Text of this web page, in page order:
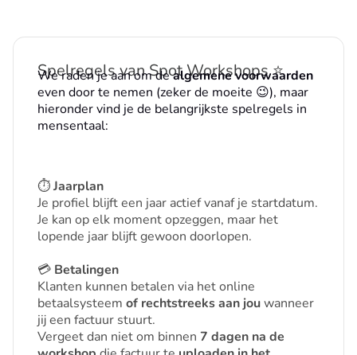
Spelregels van Spot Workshops ⭐
We raden je aan om dealgemene voorwaarden
even door te nemen (zeker de moeite 😉), maar
hieronder vind je de belangrijkste spelregels in
mensentaal:
⏱️Jaarplan
Je profiel blijft een jaar actief vanaf je startdatum.
Je kan op elk moment opzeggen, maar het
lopende jaar blijft gewoon doorlopen.
💳 Betalingen
Klanten kunnen betalen via het online
betaalsysteem of rechtstreeks aan jouwanneer
jij een factuur stuurt.
Vergeet dan niet om binnen 7 dagen na de